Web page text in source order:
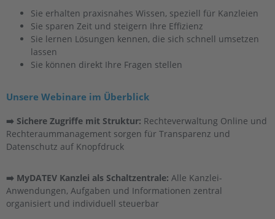
Sie erhalten praxisnahes Wissen, speziell für Kanzleien
Sie sparen Zeit und steigern Ihre Effizienz
Sie lernen Lösungen kennen, die sich schnell umsetzen
lassen
Sie können direkt Ihre Fragen stellen
Unsere Webinare im Überblick
➡️ Sichere Zugriffe mit Struktur: Rechteverwaltung Online und
Rechteraummanagement sorgen für Transparenz und
Datenschutz auf Knopfdruck
➡️ MyDATEV Kanzlei als Schaltzentrale: Alle Kanzlei-
Anwendungen, Aufgaben und Informationen zentral
organisiert und individuell steuerbar